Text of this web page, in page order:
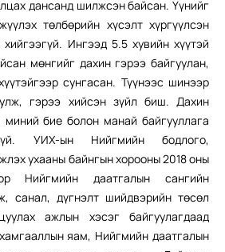
дансанд шилжсэн байсан. Үүнийг
төлбөрийн хүсэлт хүргүүлсэн
Ингээд 5.5 хувийн хүүтэй
мөнгийг дахин гэрээ байгуулан,
сунгасан. Түүнээс шинээр
гэрээ хийсэн зүйл биш. Дахин
бие болон манай байгууллага
УИХ-ын Нийгмийн бодлого,
ухааны байнгын хорооны 2018 оны
Нийгмийн даатгалын сангийн
санал, дүгнэлт шийдвэрийн төсөл
ажлын хэсэг байгуулагдаад
яам, Нийгмийн даатгалын